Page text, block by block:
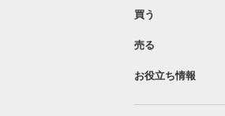
買う
売る
お役立ち情報